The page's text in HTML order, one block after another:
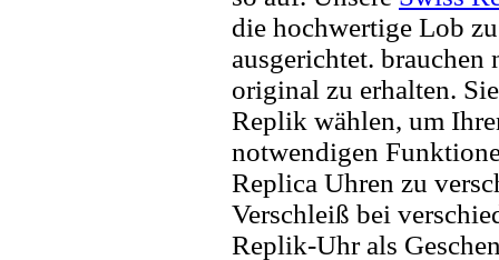
die hochwertige Lob
ausgerichtet. brauchen
original zu erhalten.
Replik wählen, um
notwendigen
Replica Uhren zu
Verschleiß bei
Replik-Uhr als